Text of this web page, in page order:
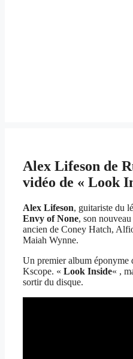
Alex Lifeson de
vidéo de « Look
Alex Lifeson, guitariste du
Envy of None, son
ancien de Coney Hatch,
Maiah Wynne.
Un premier album
Kscope. « Look Inside« ,
sortir du disque.